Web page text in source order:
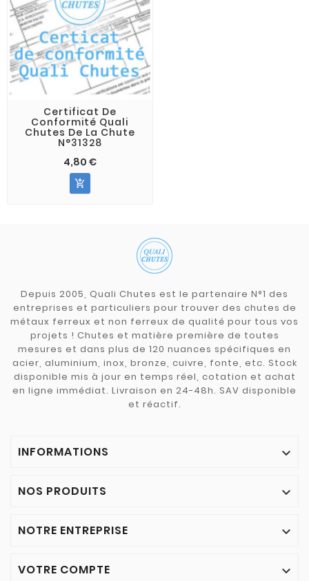
Certificat De
Conformité Quali
Chutes De La Chute
N°31328
4,80 €

Depuis 2005, Quali Chutes est le partenaire N°1 des
entreprises et particuliers pour trouver des chutes de
métaux ferreux et non ferreux de qualité pour tous vos
projets ! Chutes et matière première de toutes
mesures et dans plus de 120 nuances spécifiques en
acier, aluminium, inox, bronze, cuivre, fonte, etc. Stock
disponible mis à jour en temps réel, cotation et achat
en ligne immédiat. Livraison en 24-48h. SAV disponible
et réactif.
INFORMATIONS 
NOS PRODUITS 
NOTRE ENTREPRISE 
VOTRE COMPTE 